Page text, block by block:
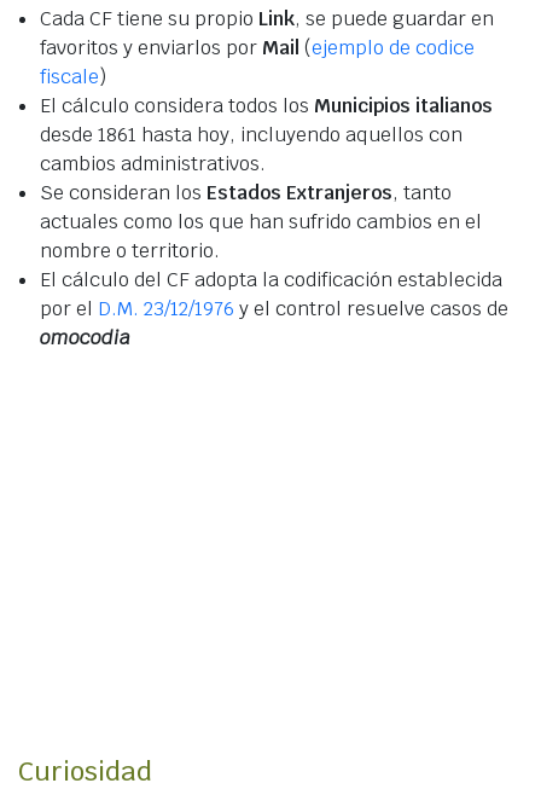
Cada CF tiene su propio Link, se puede guardar en
favoritos y enviarlos por Mail (ejemplo de codice
fiscale)
El cálculo considera todos los Municipios italianos
desde 1861 hasta hoy, incluyendo aquellos con
cambios administrativos.
Se consideran los Estados Extranjeros, tanto
actuales como los que han sufrido cambios en el
nombre o territorio.
El cálculo del CF adopta la codificación establecida
por el D.M. 23/12/1976 y el control resuelve casos de
omocodia
Curiosidad